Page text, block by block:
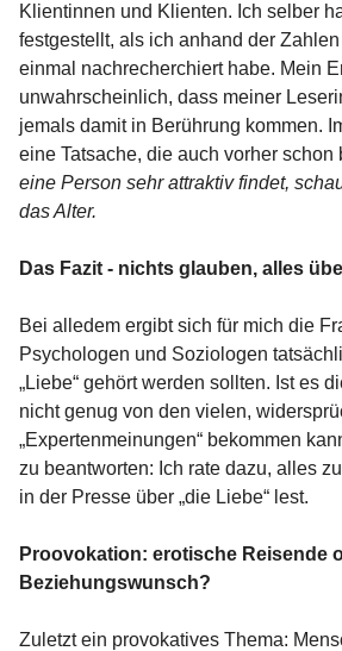
Klientinnen und Klienten. Ich selber
festgestellt, als ich anhand der
einmal nachrecherchiert habe. Mein
unwahrscheinlich, dass meiner
jemals damit in Berührung kommen.
eine Tatsache, die auch vorher schon
eine Person sehr attraktiv findet,
das Alter.
Das Fazit - nichts glauben, alles
Bei alledem ergibt sich für mich die
Psychologen und Soziologen
„Liebe“ gehört werden sollten. Ist es
nicht genug von den vielen,
„Expertenmeinungen“ bekommen
zu beantworten: Ich rate dazu, alles
in der Presse über „die Liebe“ lest.
Proovokation: erotische Reisende
Beziehungswunsch?
Zuletzt ein provokatives Thema: